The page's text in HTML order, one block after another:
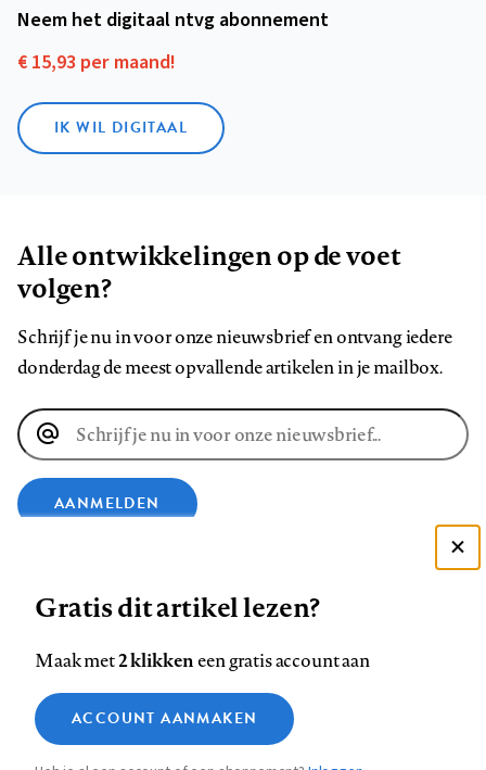
Neem het digitaal ntvg abonnement
€ 15,93 per maand!
IK WIL DIGITAAL
Alle ontwikkelingen op de voet
volgen?
Schrijf je nu in voor onze nieuwsbrief en ontvang iedere
donderdag de meest opvallende artikelen in je mailbox.
E-
mailadres
AANMELDEN
op
Facebook
op
LinkedIn
op
Bluesky
ons
op
InstagramYouTube
Footer
Contact Colofon Disclaimer Privacy
Medische vragen verdienen
betrouwbare antwoorden
Zie onze cookie policy
Analytische cookies
Gratis dit artikel lezen?
Maak met2 klikkeneen gratis account aan
ACCOUNT AANMAKEN